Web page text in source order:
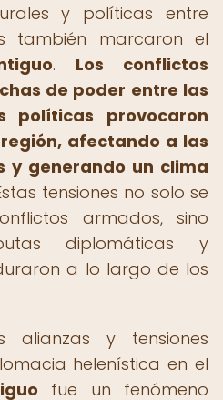
y políticas entre
también marcaron el
. Los conflictos
de poder entre las
políticas provocaron
afectando a las
y generando un clima
tensiones no solo se
armados, sino
diplomáticas y
a lo largo de los
y tensiones
helenística en el
fue un fenómeno